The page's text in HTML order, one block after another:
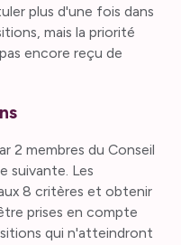
plus d'une fois dans
mais la priorité
encore reçu de
2 membres du Conseil
suivante. Les
8 critères et obtenir
prises en compte
qui n'atteindront